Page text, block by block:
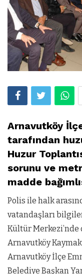
Arnavutköy
tarafından
Huzur
sorunu ve
madde
Polis ile halk
vatandaşları
Kültür Merkezi’nde
Arnavutköy
Arnavutköy İlçe
Belediye Başkan